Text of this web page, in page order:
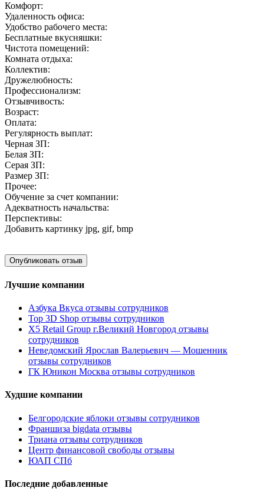
Комфорт:
Удаленность офиса:
Удобство рабочего места:
Бесплатные вкусняшки:
Чистота помещений:
Комната отдыха:
Коллектив:
Дружелюбность:
Профессионализм:
Отзывчивость:
Возраст:
Оплата:
Регулярность выплат:
Черная ЗП:
Белая ЗП:
Серая ЗП:
Размер ЗП:
Прочее:
Обучение за счет компании:
Адекватность начальства:
Перспективы:
Добавить картинку jpg, gif, bmp
Лучшие компании
Азбука Вкуса отзывы сотрудников
Top 3D Shop отзывы сотрудников
X5 Retail Group г.Великий Новгород отзывы
сотрудников
Неведомский Ярослав Валерьевич — Мошенник
отзывы сотрудников
ГК Юникон Москва отзывы сотрудников
Худшие компании
Белгородские яблоки отзывы сотрудников
Франшиза bigdata отзывы
Триана отзывы сотрудников
Центр финансовой свободы отзывы
ЮАП СПб
Последние добавленные